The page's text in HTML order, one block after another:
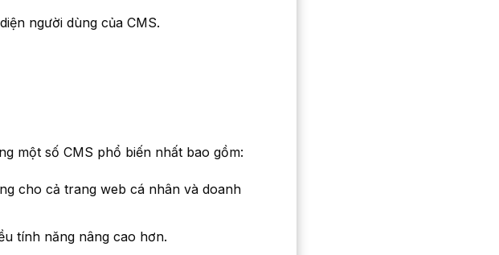
người dùng của CMS.
một số CMS phổ biến nhất bao gồm:
cho cả trang web cá nhân và doanh
tính năng nâng cao hơn.